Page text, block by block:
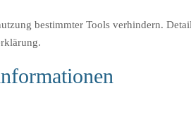
bestimmter Tools verhindern.